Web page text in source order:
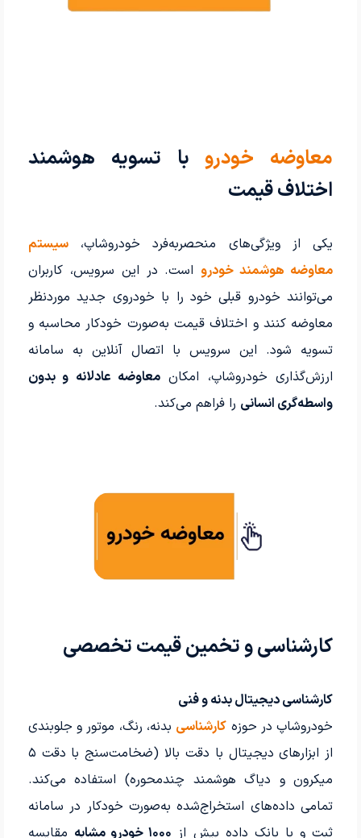
معاوضه خودروبا تسویه هوشمند
اختلاف قیمت
یکی از ویژگی‌های منحصربه‌فرد خودروشاپ،سیستم
معاوضه هوشمند خودرواست. در این سرویس، کاربران
می‌توانند خودرو قبلی خود را با خودروی جدید موردنظر
معاوضه کنند و اختلاف قیمت به‌صورت خودکار محاسبه و
تسویه شود. این سرویس با اتصال آنلاین به سامانه
ارزش‌گذاری خودروشاپ، امکان معاوضه عادلانه و بدون
واسطه‌گری انسانی را فراهم می‌کند.
کارشناسی و تخمین قیمت تخصصی
کارشناسی دیجیتال بدنه و فنی
خودروشاپ در حوزه کارشناسی بدنه، رنگ، موتور و جلوبندی
از ابزارهای دیجیتال با دقت بالا (ضخامت‌سنج با دقت ۵
میکرون و دیاگ هوشمند چندمحوره) استفاده می‌کند.
تمامی داده‌های استخراج‌شده به‌صورت خودکار در سامانه
ثبت و با بانک داده بیش از ۱۰۰۰ خودرو مشابه مقایسه